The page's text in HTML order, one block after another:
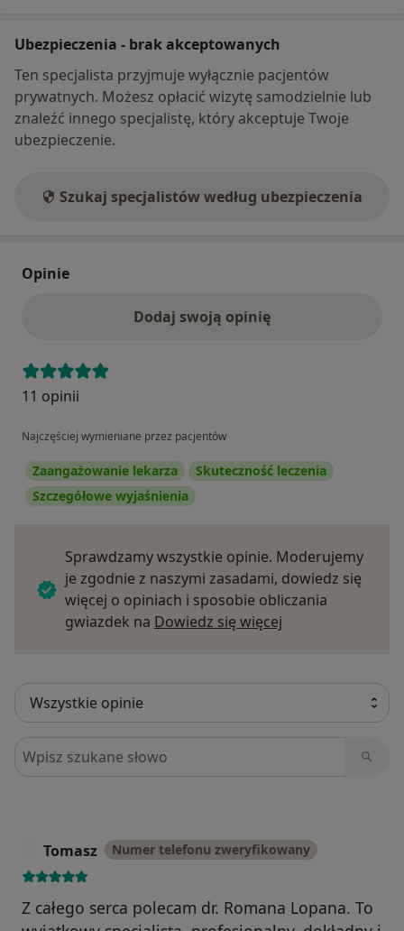
Ubezpieczenia - brak akceptowanych
Ten specjalista przyjmuje wyłącznie pacjentów
prywatnych. Możesz opłacić wizytę samodzielnie lub
znaleźć innego specjalistę, który akceptuje Twoje
ubezpieczenie.
Szukaj specjalistów według ubezpieczenia
Opinie
Dodaj swoją opinię
11 opinii
Najczęściej wymieniane przez pacjentów
Zaangażowanie lekarza
Skuteczność leczenia
Szczegółowe wyjaśnienia
Sprawdzamy wszystkie opinie. Moderujemy
je zgodnie z naszymi zasadami, dowiedz się
więcej o opiniach i sposobie obliczania
gwiazdek na Dowiedz się więcej
Szukaj w opiniach
Tomasz Numer telefonu zweryfikowany
Z całego serca polecam dr. Romana Lopana. To